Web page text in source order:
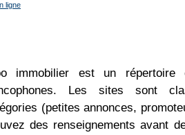
ligne
immobilier est un répertoire
Les sites sont
(petites annonces,
des renseignements avant